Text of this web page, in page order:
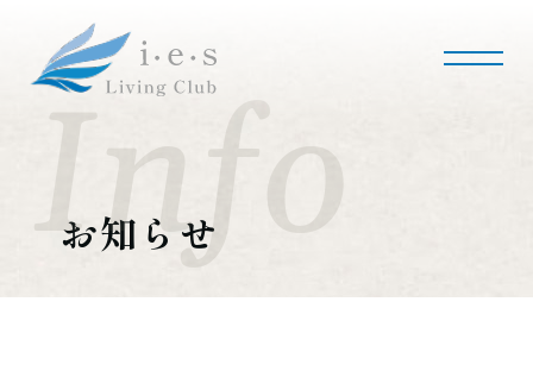
お知らせ
i・e・sリビング倶楽部について
事業内容
会社概要
施工事例・実績
マンションリノベーション